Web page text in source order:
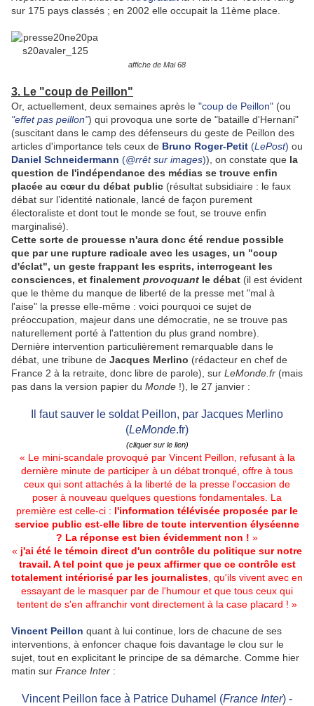
sur 175 pays classés ; en 2002 elle occupait la 11ème place.
affiche de Mai 68
3. Le "coup de Peillon"
Or, actuellement, deux semaines après le "coup de Peillon" (ou
"effet pas peillon") qui provoqua une sorte de "bataille d'Hernani"
(suscitant dans le camp des défenseurs du geste de Peillon des
articles d'importance tels ceux de Bruno Roger-Petit (LePost) ou
Daniel Schneidermann (@rrêt sur images)), on constate que la
question de l'indépendance des médias se trouve enfin
placée au cœur du débat public (résultat subsidiaire : le faux
débat sur l’identité nationale, lancé de façon purement
électoraliste et dont tout le monde se fout, se trouve enfin
marginalisé).
Cette sorte de prouesse n'aura donc été rendue possible
que par une rupture radicale avec les usages, un "coup
d'éclat", un geste frappant les esprits, interrogeant les
consciences, et finalement provoquant le débat (il est évident
que le thème du manque de liberté de la presse met "mal à
l'aise" la presse elle-même : voici pourquoi ce sujet de
préoccupation, majeur dans une démocratie, ne se trouve pas
naturellement porté à l'attention du plus grand nombre).
Dernière intervention particulièrement remarquable dans le
débat, une tribune de Jacques Merlino (rédacteur en chef de
France 2 à la retraite, donc libre de parole), sur LeMonde.fr (mais
pas dans la version papier du Monde !), le 27 janvier :
Il faut sauver le soldat Peillon, par Jacques Merlino
(LeMonde.fr)
(cliquer sur le lien)
« Le mini-scandale provoqué par Vincent Peillon, refusant à la
dernière minute de participer à un débat tronqué, offre à tous
ceux qui sont attachés à la liberté de la presse l'occasion de
poser à nouveau quelques questions fondamentales. La
première est celle-ci : l'information télévisée proposée par le
service public est-elle libre de toute intervention élyséenne
? La réponse est bien évidemment non ! »
« j'ai été le témoin direct d'un contrôle du politique sur notre
travail. A tel point que je peux affirmer que ce contrôle est
totalement intériorisé par les journalistes , qu'ils vivent avec en
essayant de le masquer par de l'humour et que tous ceux qui
tentent de s'en affranchir vont directement à la case placard ! »
Vincent Peillon quant à lui continue, lors de chacune de ses
interventions, à enfoncer chaque fois davantage le clou sur le
sujet, tout en explicitant le principe de sa démarche. Comme hier
matin sur France Inter :
Vincent Peillon face à Patrice Duhamel (France Inter) -